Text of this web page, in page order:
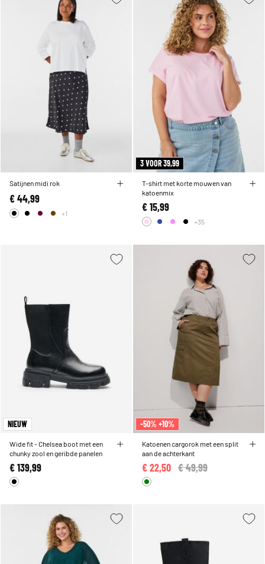
Satijnen midi rok
€ 44,99
+1
3 VOOR 39,99
T-shirt met korte mouwen van
katoenmix
€ 15,99
+35
NIEUW
Wide fit - Chelsea boot met een
chunky zool en geribde panelen
€ 139,99
-50% +10%
Katoenen cargorok met een split
aan de achterkant
Price reduced from
€ 49,99
€ 22,50